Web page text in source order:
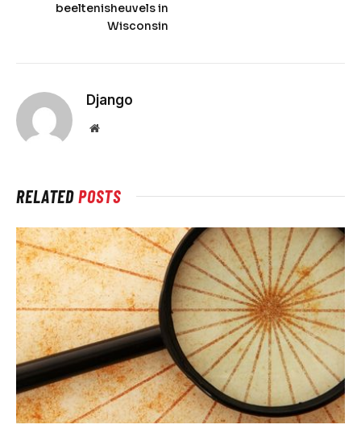
beeltenisheuvels in
Wisconsin
Django
Website
RELATEDPOSTS